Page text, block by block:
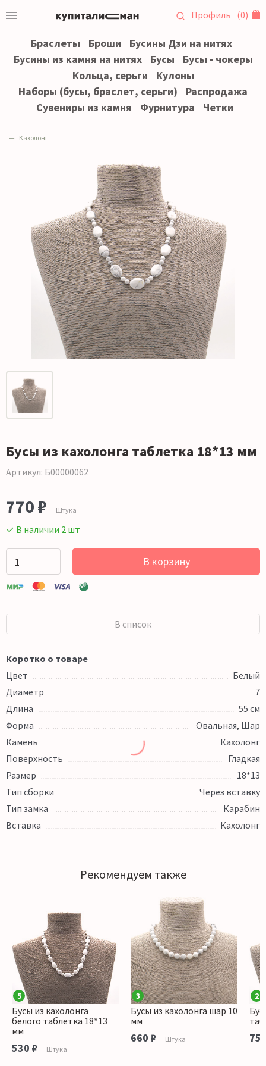
Профиль (0)
Браслеты Броши
Бусины Дзи на нитях
Бусины из камня на нитях
Бусы
Бусы - чокеры
Кольца, серьги
Кулоны
Наборы (бусы, браслет, серьги)
Распродажа
Сувениры из камня
Фурнитура Четки
Кахолонг
Бусы из кахолонга таблетка 18*13 мм
Артикул: Б00000062
770 ₽ Штука
✓ В наличии 2 шт
В корзину
В список
Коротко о товаре
Цвет
Белый
Диаметр
7
Длина
55 см
Форма
Овальная, Шар
Камень
Кахолонг
Поверхность
Гладкая
Размер
18*13
Тип сборки
Через вставку
Тип замка
Карабин
Вставка
Кахолонг
Рекомендуем также
5
Бусы из кахолонга
белого таблетка 18*13
мм
530 ₽ Штука
3
Бусы из кахолонга шар 10
мм
660 ₽ Штука
2